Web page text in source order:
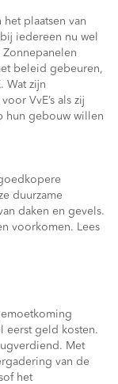
het plaatsen van
iedereen nu wel
beleid gebeuren,
Wat zijn
VvE’s als zij
hun gebouw willen
duurzame
daken en gevels.
voorkomen. Lees
eerst geld kosten.
Met
van de
het